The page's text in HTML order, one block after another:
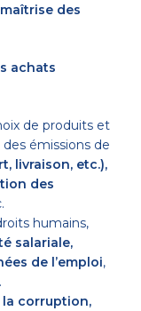
des
achats
de produits et
émissions de
livraison, etc.),
des
humains,
salariale,
de l’emploi,
la corruption,